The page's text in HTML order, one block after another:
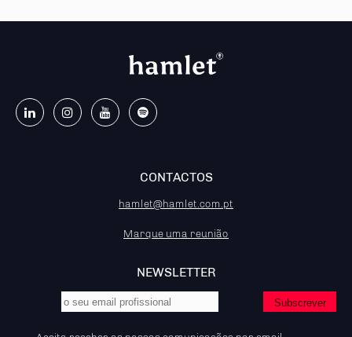
CONTACTOS
hamlet@hamlet.com.pt
Marque uma reunião
NEWSLETTER